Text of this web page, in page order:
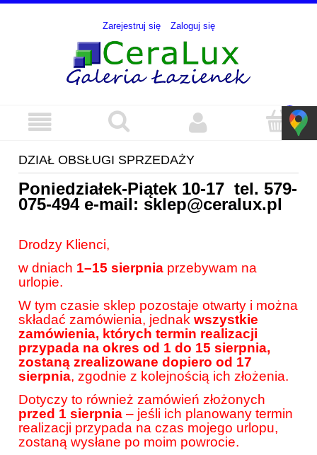
Zarejestruj się Zaloguj się
DZIAŁ OBSŁUGI SPRZEDAŻY
Poniedziałek-Piątek 10-17 tel. 579-
075-494e-mail: sklep@ceralux.pl
Drodzy Klienci,
w dniach 1–15 sierpnia przebywam na
urlopie.
W tym czasie sklep pozostaje otwarty i można
składać zamówienia, jednak wszystkie
zamówienia, których termin realizacji
przypada na okres od 1 do 15 sierpnia,
zostaną zrealizowane dopiero od 17
sierpnia, zgodnie z kolejnością ich złożenia.
Dotyczy to również zamówień złożonych
przed 1 sierpnia – jeśli ich planowany termin
realizacji przypada na czas mojego urlopu,
zostaną wysłane po moim powrocie.